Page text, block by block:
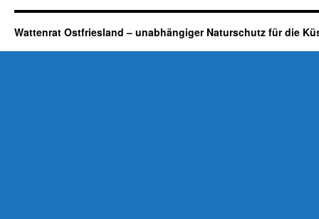
Wattenrat Ostfriesland – unabhängiger Naturschutz für die